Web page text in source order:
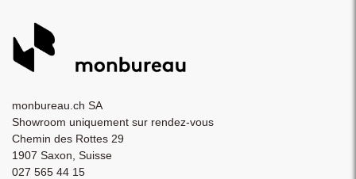
monbureau.ch SA
Showroom uniquement sur rendez-vous
Chemin des Rottes 29
1907 Saxon, Suisse
027 565 44 15